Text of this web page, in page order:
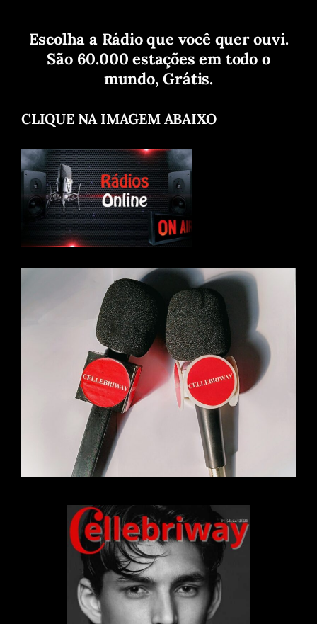
Escolha a Rádio que você quer ouvi.
São 60.000 estações em todo o
mundo, Grátis.
CLIQUE NA IMAGEM ABAIXO